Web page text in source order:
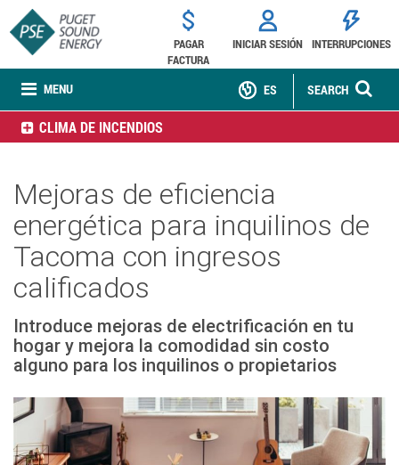
MENU
PAGAR
FACTURA
INICIAR SESIÓN INTERRUPCIONES
SEARCH
ES
CLIMA DE INCENDIOS
Mejoras de eficiencia
energética para inquilinos de
Tacoma con ingresos
calificados
Introduce mejoras de electrificación en tu
hogar y mejora la comodidad sin costo
alguno para los inquilinos o propietarios